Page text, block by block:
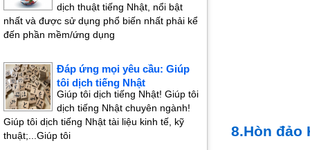
8.Hòn đảo
dịch thuật tiếng Nhật, nổi bật
nhất và được sử dụng phổ biến nhất phải kể
đến phần mềm/ứng dụng
Đáp ứng mọi yêu cầu: Giúp
tôi dịch tiếng Nhật
Giúp tôi dịch tiếng Nhật! Giúp tôi
dịch tiếng Nhật chuyên ngành!
Giúp tôi dịch tiếng Nhật tài liệu kinh tế, kỹ
thuật;...Giúp tôi